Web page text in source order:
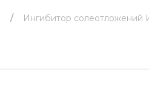
Ингибитор солеотложений